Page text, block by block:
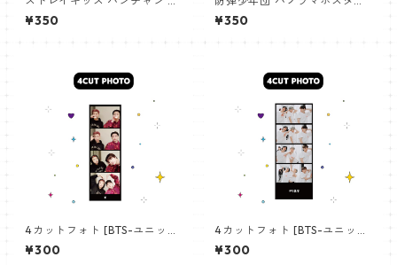
ノラマポスター (Stray Kids B
angchan Poster) 700*330
¥350
(BTS Poster) 700*330mm
【アールエム RM-14】
¥350
4カットフォト [BTS-ユニット
01] 4CUT PHOTO BTS- UNI
T 01
¥300
4カットフォト [BTS-ユニット
03] 4CUT PHOTO BTS- UNI
T 03
¥300